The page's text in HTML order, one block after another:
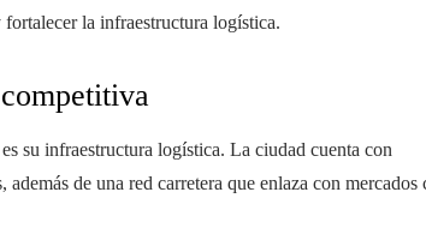
la infraestructura logística.
su infraestructura logística. La ciudad cuenta con
de una red carretera que enlaza con mercados